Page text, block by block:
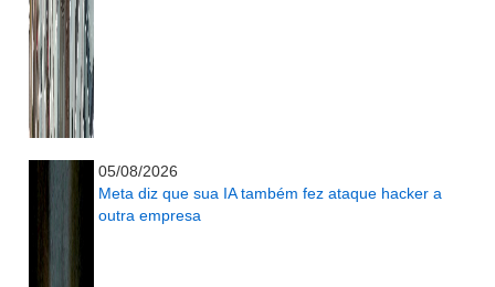
05/08/2026
Meta diz que sua IA também fez ataque hacker a
outra empresa